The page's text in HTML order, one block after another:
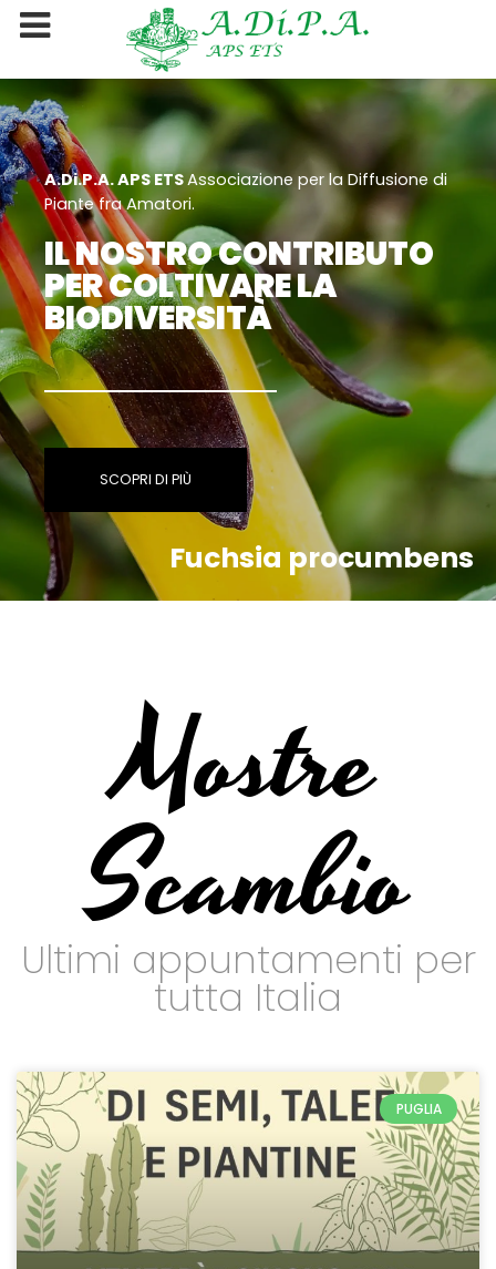
A.Di.P.A. APS ETSAssociazione per la Diffusione di
Piante fra Amatori.
IL NOSTRO CONTRIBUTO
PER COLTIVARE LA
BIODIVERSITÀ
SCOPRI DI PIÙ
Fuchsia procumbens
Mostre
Scambio
Ultimi appuntamenti per
tutta Italia
PUGLIA